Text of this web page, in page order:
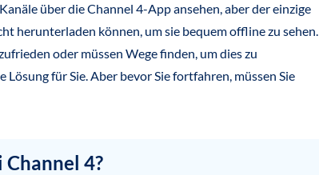
über die Channel 4-App ansehen, aber der einzige
herunterladen können, um sie bequem offline zu sehen.
oder müssen Wege finden, um dies zu
für Sie. Aber bevor Sie fortfahren, müssen Sie
4?